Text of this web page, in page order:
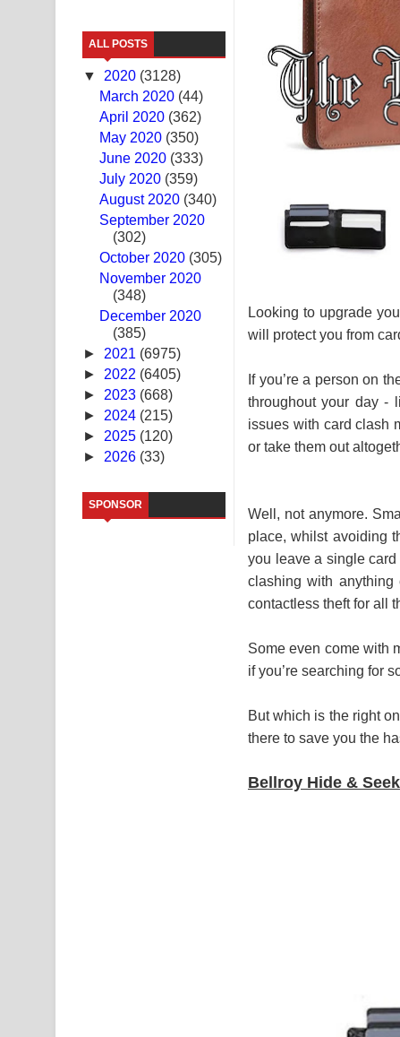
Sorry Sir Song Lyrics - සොරි සර් ගීතයේ පද පෙළ
Mathaka Aluthin Liyanna Song Lyrics - මතක
Sandak Awith Song Lyrics - සඳක් ඇවිත් ගීතයේ පද
Swetha Sande Song Lyrics - ශ්වේත සඳේ ගීතයේ පද
Ma Igili Giya Lyrics - මා ඉගිලී ගියා ගීතයේ පද පෙළ
Ras Balan Song Lyrics - රැස් බලන් ගීතයේ පද පෙළ
Hoda sihiyen Song Lyrics - හොද සිහියෙන් ගීතයේ පද
Pa Sina Song Lyrics - පෑ සිනා ගීතයේ පද පෙළ
Pemwanthiye Song Lyrics - පෙම්වන්තියේ ගීතයේ පද
Manobhawa Song Lyrics - මනෝභව ගීතයේ පද පෙළ
Akahe Indala Song Lyrics - ආකාහේ ඉඳලා ගීතයේ
Saddeta Denna Song Lyrics - සද්දෙට දෙන්න ගීතයේ
Kaalaya Song Lyrics - කාලය ගීතයේ පද පෙළ
Aramuna Song Lyrics - අරමුණ ගීතයේ පද පෙළ
Sihina Song Lyrics - සිහින ගීතයේ පද පෙළ
Father Song Lyrics - ෆාදර් ගීතයේ පද පෙළ
Dannawada Mawa Song Lyrics - දන්නවාද මාව
ALL POSTS
▼ 2020 (3128)
March 2020 (44)
April 2020 (362)
May 2020 (350)
June 2020 (333)
July 2020 (359)
August 2020 (340)
September 2020
(302)
October 2020 (305)
November 2020
(348)
December 2020
(385)
► 2021 (6975)
► 2022 (6405)
► 2023 (668)
► 2024 (215)
► 2025 (120)
► 2026 (33)
SPONSOR
Looking to upgrade
will protect you from
If you’re a person on
throughout your day -
issues with card clash
or take them out
Well, not anymore.
place, whilst avoiding
you leave a single
clashing with
contactless theft for all
Some even come with
if you’re searching for
But which is the right
there to save you the
Bellroy Hide & Seek